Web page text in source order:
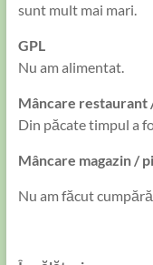
sunt mult mai mari.
GPL
Nu am alimentat.
Mâncare restaurant
Din păcate timpul a
Mâncare magazin /
Nu am făcut